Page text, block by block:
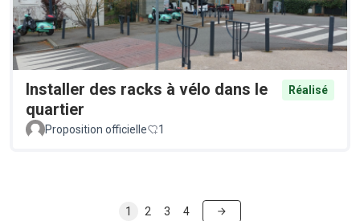
Installer des racks à vélo dans le
quartier
Réalisé
Proposition officielle 1
1 2 3 4